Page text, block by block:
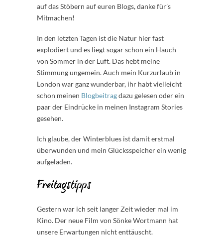
auf das Stöbern auf euren Blogs, danke für’s
Mitmachen!
In den letzten Tagen ist die Natur hier fast
explodiert und es liegt sogar schon ein Hauch
von Sommer in der Luft. Das hebt meine
Stimmung ungemein. Auch mein Kurzurlaub in
London war ganz wunderbar, ihr habt vielleicht
schon meinen Blogbeitragdazu gelesen oder ein
paar der Eindrücke in meinen Instagram Stories
gesehen.
Ich glaube, der Winterblues ist damit erstmal
überwunden und mein Glücksspeicher ein wenig
aufgeladen.
Freitagstipps
Gestern war ich seit langer Zeit wieder mal im
Kino. Der neue Film von Sönke Wortmann hat
unsere Erwartungen nicht enttäuscht.